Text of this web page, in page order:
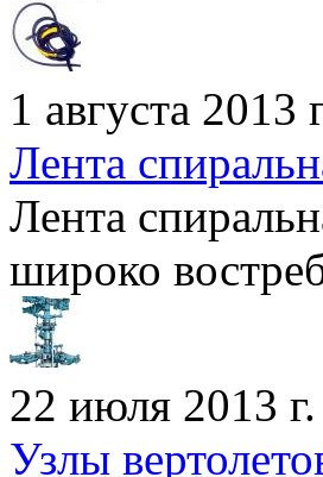
1 августа 2013
Лента
Лента
широко
22 июля 2013 г.
Узлы